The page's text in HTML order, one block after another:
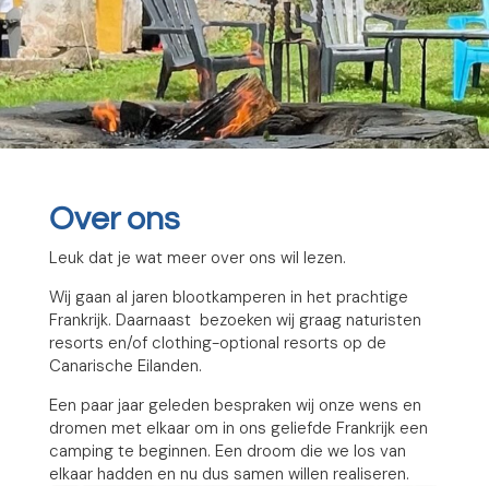
Over ons
Leuk dat je wat meer over ons wil lezen.
Wij gaan al jaren blootkamperen in het prachtige
Frankrijk. Daarnaast bezoeken wij graag naturisten
resorts en/of clothing-optional resorts op de
Canarische Eilanden.
Een paar jaar geleden bespraken wij onze wens en
dromen met elkaar om in ons geliefde Frankrijk een
camping te beginnen. Een droom die we los van
elkaar hadden en nu dus samen willen realiseren.